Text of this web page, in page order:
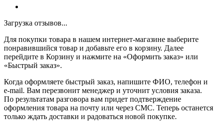
Загрузка отзывов...
Для покупки товара в нашем интернет-магазине выберите
понравившийся товар и добавьте его в корзину. Далее
перейдите в Корзину и нажмите на «Оформить заказ» или
«Быстрый заказ».
Когда оформляете быстрый заказ, напишите ФИО, телефон и
e-mail. Вам перезвонит менеджер и уточнит условия заказа.
По результатам разговора вам придет подтверждение
оформления товара на почту или через СМС. Теперь останется
только ждать доставки и радоваться новой покупке.